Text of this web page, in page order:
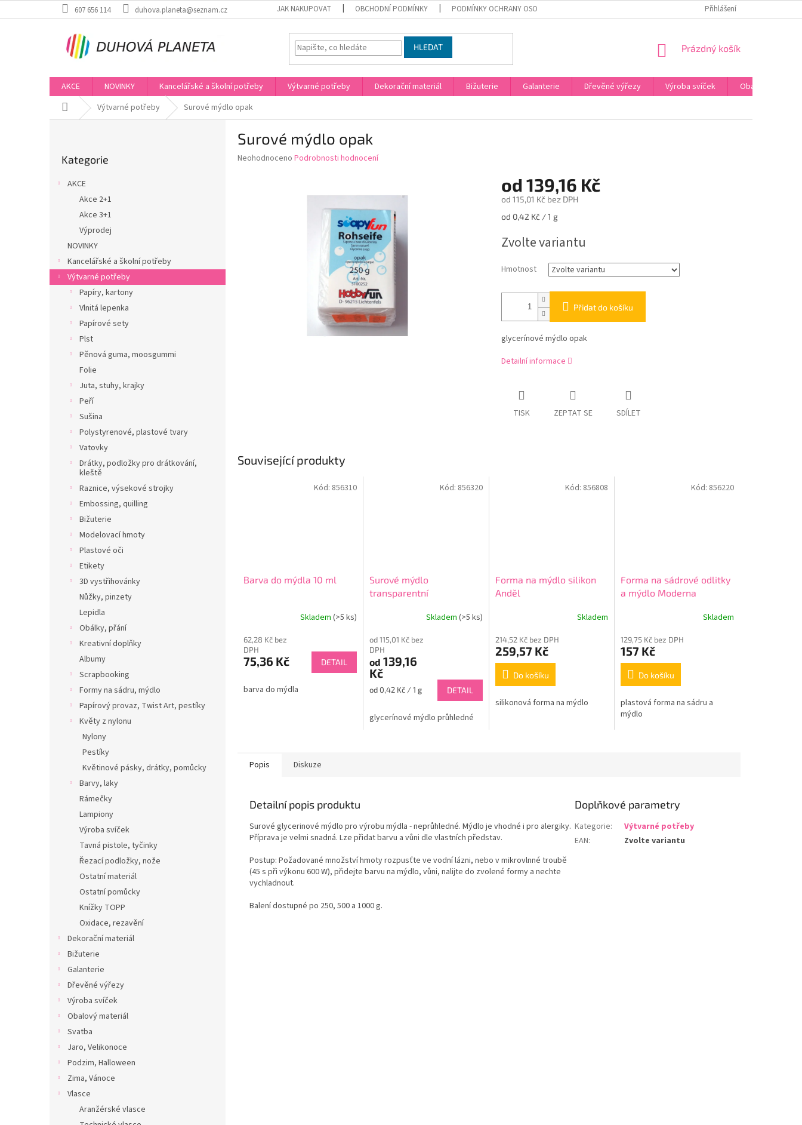
na
607 656 114 duhova.planeta@seznam.cz JAK NAKUPOVAT OBCHODNÍ PODMÍNKY PODMÍNKY OCHRANY OSOBNÍCH ÚDAJŮ UPLATNĚNÍ REKLAMACE
Přihlášení
HLEDAT
NÁKUPNÍ
Prázdný košík
AKCE NOVINKY Kancelářské a školní potřeby Výtvarné potřeby Dekorační materiál Bižuterie Galanterie Dřevěné výřezy Výroba svíček
Obalový materiál
Domů Výtvarné potřeby Surové mýdlo opak
n
e
kategorie
Kategorie
AKCE
Akce 2+1
Akce 3+1
Výprodej
NOVINKY
Kancelářské a školní potřeby
Výtvarné potřeby
Papíry, kartony
Vlnitá lepenka
Papírové sety
Plst
Pěnová guma, moosgummi
Folie
Juta, stuhy, krajky
Peří
Sušina
Polystyrenové, plastové tvary
Vatovky
Drátky, podložky pro drátkování,
kleště
Raznice, výsekové strojky
Embossing, quilling
Bižuterie
Modelovací hmoty
Plastové oči
Etikety
3D vystřihovánky
Nůžky, pinzety
Lepidla
Obálky, přání
Kreativní doplňky
Albumy
Scrapbooking
Formy na sádru, mýdlo
Papírový provaz, Twist Art, pestíky
Květy z nylonu
Nylony
Pestíky
Květinové pásky, drátky, pomůcky
Barvy, laky
Rámečky
Lampiony
Výroba svíček
Tavná pistole, tyčinky
Řezací podložky, nože
Ostatní materiál
Ostatní pomůcky
Knížky TOPP
Oxidace, rezavění
Dekorační materiál
Bižuterie
Galanterie
Dřevěné výřezy
Výroba svíček
Obalový materiál
Svatba
Jaro, Velikonoce
Podzim, Halloween
Zima, Vánoce
Vlasce
Aranžérské vlasce
Surové mýdlo opak
Průměrné
Neohodnoceno Podrobnosti hodnocení
od 139,16 Kč
od 115,01 Kčbez DPH
Měrná
od 0,42 Kč / 1 g
Zvolte variantu
Hmotnost
Přidat do košíku
glycerínové mýdlo opak
Detailní informace
TISK ZEPTAT SE SDÍLET
Související produkty
Barva do mýdla 10 ml
Skladem (>5 ks)
62,28 Kč bez
DPH
75,36 Kč DETAIL
barva do mýdla
Kód: 856310
Surové mýdlo
transparentní
Skladem (>5 ks)
od 115,01 Kč bez
DPH
od 139,16
Kč
Měrná
od 0,42 Kč / 1 g DETAIL
glycerínové mýdlo průhledné
Kód: 856320
Forma na mýdlo silikon
Anděl
Skladem
214,52 Kč bez DPH
259,57 Kč
Do košíku
silikonová forma na mýdlo
Kód: 856808
Forma na sádrové odlitky
a mýdlo Moderna
Skladem
129,75 Kč bez DPH
157 Kč
Do košíku
plastová forma na sádru a
mýdlo
Kód: 856220
Popis Diskuze
Detailní popis produktu
Surové glycerinové mýdlo pro výrobu mýdla - neprůhledné. Mýdlo je vhodné i pro alergiky.
Příprava je velmi snadná. Lze přidat barvu a vůni dle vlastních představ.
Postup: Požadované množství hmoty rozpusťte ve vodní lázni, nebo v mikrovlnné troubě
(45 s při výkonu 600 W), přidejte barvu na mýdlo, vůni, nalijte do zvolené formy a nechte
vychladnout.
Balení dostupné po 250, 500 a 1000 g.
Doplňkové parametry
Kategorie:
Výtvarné potřeby
EAN: Zvolte variantu